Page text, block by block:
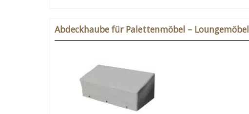
Abdeckhaube für Palettenmöbel – Loungemöbel